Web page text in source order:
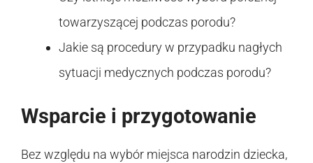
towarzyszącej podczas porodu?
Jakie są procedury w przypadku nagłych
sytuacji medycznych podczas porodu?
Wsparcie i przygotowanie
Bez względu na wybór miejsca narodzin dziecka,